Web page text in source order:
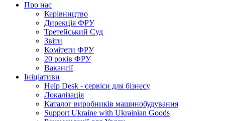
Про нас
Керівництво
Дирекція ФРУ
Третейський Суд
Звіти
Комітети ФРУ
20 років ФРУ
Вакансії
Ініціативи
Help Desk - сервіси для бізнесу
Локалізація
Каталог виробників машинобудування
Support Ukraine with Ukrainian Goods